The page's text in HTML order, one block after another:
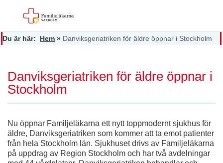
Du är här: Hem » Danviksgeriatriken för äldre öppnar i Stockholm
Danviksgeriatriken för äldre öppnar i
Stockholm
Nu öppnar Familjeläkarna ett nytt toppmodernt sjukhus för
äldre, Danviksgeriatriken som kommer att ta emot patienter
från hela Stockholm län. Sjukhuset drivs av Familjeläkarna
på uppdrag av Region Stockholm och har två avdelningar